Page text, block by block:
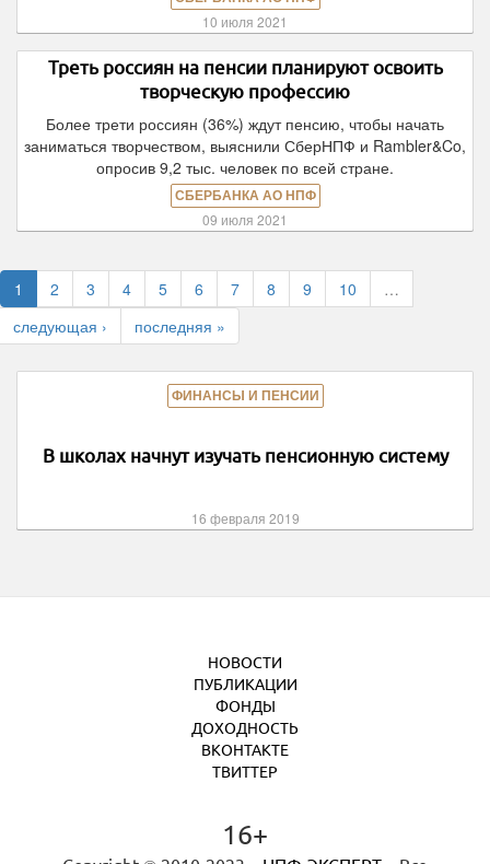
10 июля 2021
Треть россиян на пенсии планируют освоить
творческую профессию
Более трети россиян (36%) ждут пенсию, чтобы начать
заниматься творчеством, выяснили СберНПФ и Rambler&Co,
опросив 9,2 тыс. человек по всей стране.
СБЕРБАНКА АО НПФ
09 июля 2021
1 2 3 4 5 6 7 8 9 10
…
следующая ›
последняя »
ФИНАНСЫ И ПЕНСИИ
В школах начнут изучать пенсионную систему
16 февраля 2019
НОВОСТИ
ПУБЛИКАЦИИ
ФОНДЫ
ДОХОДНОСТЬ
ВКОНТАКТЕ
ТВИТТЕР
16+